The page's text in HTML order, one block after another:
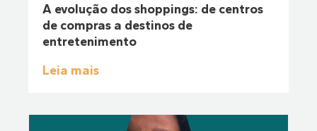
A evolução dos shoppings: de centros
de compras a destinos de
entretenimento
Leia mais